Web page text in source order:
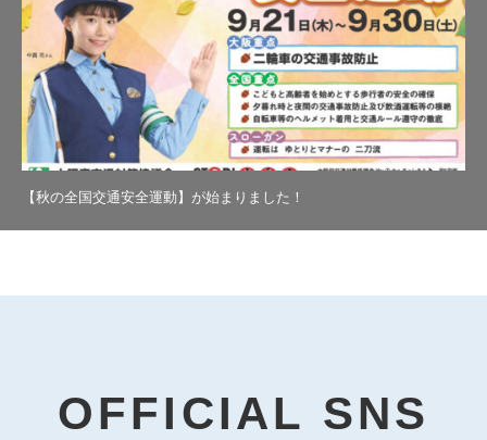
【秋の全国交通安全運動】が始まりました！
OFFICIAL SNS